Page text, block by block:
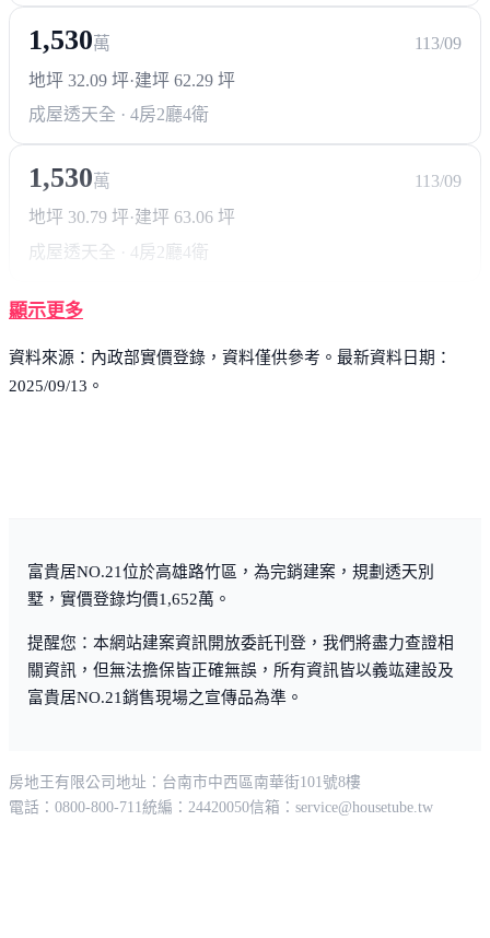
1,530萬
113/09
地坪 32.09 坪·建坪 62.29 坪
成屋透天全 · 4房2廳4衛
1,530萬
113/09
地坪 30.79 坪·建坪 63.06 坪
成屋透天全 · 4房2廳4衛
顯示更多
資料來源：內政部實價登錄，資料僅供參考。最新資料日期：
2025/09/13。
富貴居NO.21位於高雄路竹區，為完銷建案，規劃透天別
墅，實價登錄均價1,652萬。
提醒您：本網站建案資訊開放委託刊登，我們將盡力查證相
關資訊，但無法擔保皆正確無誤，所有資訊皆以義竑建設及
富貴居NO.21銷售現場之宣傳品為準。
房地王有限公司 地址：台南市中西區南華街101號8樓
電話：0800-800-711統編：24420050信箱： service@housetube.tw